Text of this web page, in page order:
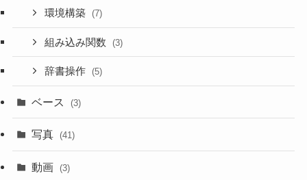
環境構築 (7)
組み込み関数 (3)
辞書操作 (5)
ベース (3)
写真 (41)
動画 (3)